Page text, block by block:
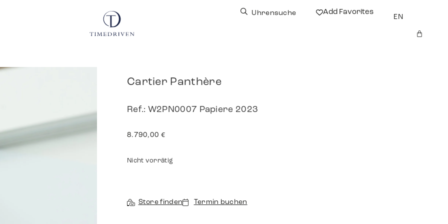
Uhrensuche Add Favorites
EN
Cartier Panthère
Ref.: W2PN0007 Papiere 2023
8.790,00 €
Nicht vorrätig
Store finden Termin buchen